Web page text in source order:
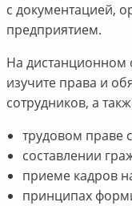
с документацией,
предприятием.
На дистанционном
изучите права и
сотрудников, а
трудовом праве
составлении
приеме кадров
принципах